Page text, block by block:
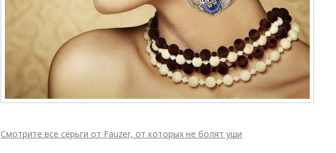
Смотрите все серьги от Fauzer, от которых не болят уши